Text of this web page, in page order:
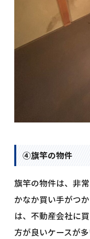
④旗竿の物件
旗竿の物件は、非
かなか買い手がつ
は、不動産会社に
方が良いケースが多